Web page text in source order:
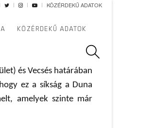
KÖZÉRDEKŰ ADATOK
KÖZÉRDEKŰ ADATOK
és Vecsés határában
ez a síkság a Duna
amelyek szinte már